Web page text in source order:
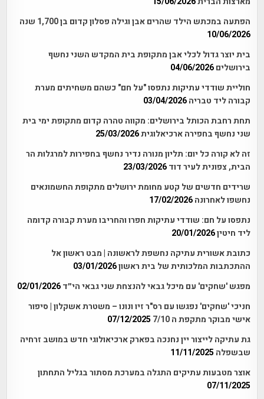
הפתעה במכתש הילד שהרים אבן וגילה פסלון קדום בן 1,700 שנה
10/06/2026
בית יוצר גדול לכלי אבן מתקופת בית המקדש השני נחשף
בירושלים 04/06/2026
חוליית שודדי עתיקות נתפסו "על חם" כשהם משחיתים מערת
קבורה ליד טבריה 03/04/2026
תחת רחבת הכותל בירושלים: מקווה טהרה קדום מתקופת ימי בית
שני נחשף בחפירה ארכיאלוגית25/03/2026
זה לא קורה כל יום: תליון מנורה נדיר נחשף בחפירות למרגלות הר
הבית, צפונית לעיר דוד 23/03/2026
שרידים חדשים של קטע מחומת ירושלים מתקופת החשמונאים
נחשפו לאחרונה 17/02/2026
נתפסו על חם: שודדי עתיקות חפרו והחריבו מערת קבורה קדומה
ליד חיטין20/01/2026
כתובת אשורית עתיקה נחשפת לראשונה | מבט ראשון אל
ההתכתבות המלכותית של בית ראשון03/01/2026
מפגש 'שחקים' עם מיכל גבאי להנצחת שני גבאי הי״ד 02/01/2026
חניכי 'שחקים' נפגשו עם רס"ר זיו ונונו – משטרת אשקלון | סיפור
אישי מבוקר מתקפת ה 7/10
07/12/2025
גת עתיקה לייצור יין נחנכה בפארק ארכיאולוגי חדש במושב זרחיה
שבשפלה 11/11/2025
אוצר מטבעות עתיקים התגלה במערכת מסתור בגליל התחתון
07/11/2025